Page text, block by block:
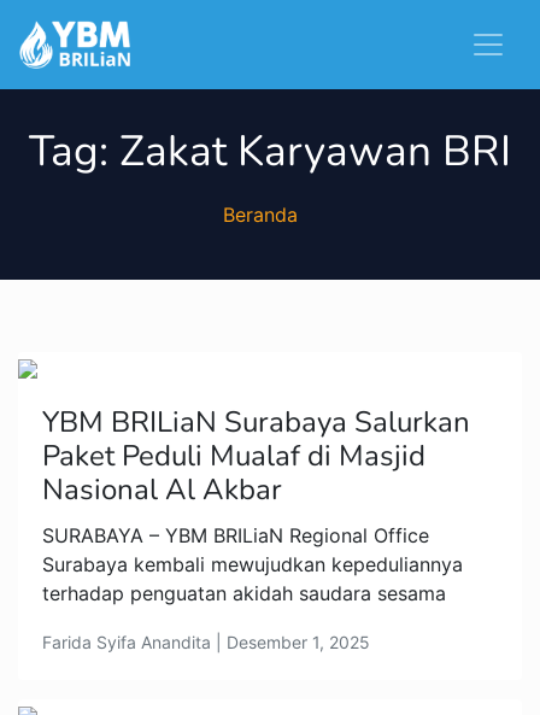
Tag: Zakat Karyawan BRI
Beranda
YBM BRILiaN Surabaya Salurkan
Paket Peduli Mualaf di Masjid
Nasional Al Akbar
SURABAYA – YBM BRILiaN Regional Office
Surabaya kembali mewujudkan kepeduliannya
terhadap penguatan akidah saudara sesama
Farida Syifa Anandita | Desember 1, 2025